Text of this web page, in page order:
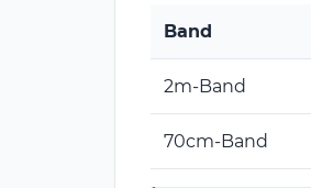
Band
2m-Band
70cm-Band